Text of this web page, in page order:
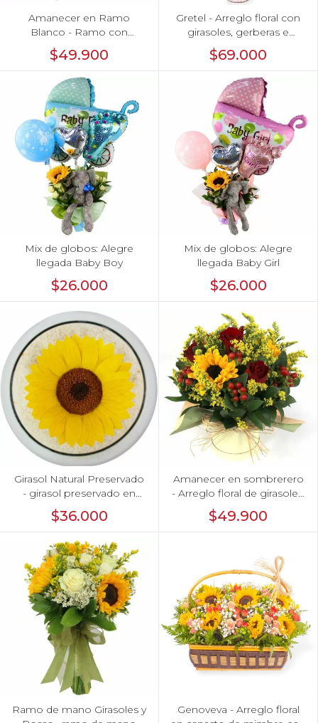
Amanecer en Ramo
Blanco - Ramo con
girasoles, rosas Blanco e
hypericum
$49.900
Gretel - Arreglo floral con
girasoles, gerberas e
hypericum
$69.000
Mix de globos: Alegre
llegada Baby Boy
$26.000
Mix de globos: Alegre
llegada Baby Girl
$26.000
Girasol Natural Preservado
- girasol preservado en
pecera vidrio con
piedrecitas
$36.000
Amanecer en sombrerero
- Arreglo floral de girasoles,
rosas rojo, e hypericum
$49.900
Ramo de mano Girasoles y
Genoveva - Arreglo floral